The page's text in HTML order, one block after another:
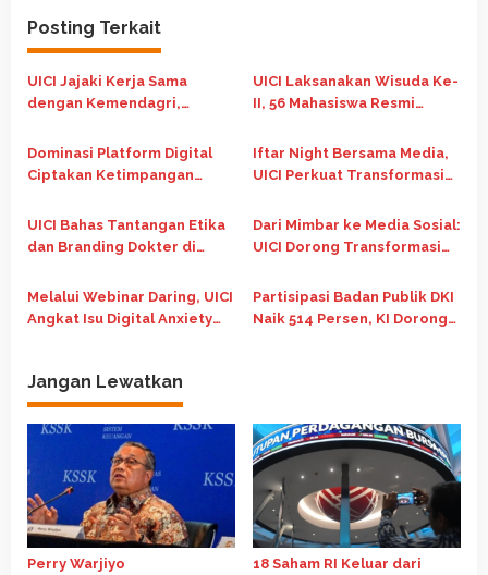
a
s
i
p
o
s
Posting Terkait
UICI Jajaki Kerja Sama
dengan Kemendagri,
Fleksibel Berbasis Digital
UICI Laksanakan Wisuda Ke-
II, 56 Mahasiswa Resmi
Dominasi Platform Digital
Ciptakan Ketimpangan
Iftar Night Bersama Media,
UICI Perkuat Transformasi
Teknologi
UICI Bahas Tantangan Etika
dan Branding Dokter di
Dari Mimbar ke Media Sosial:
UICI Dorong Transformasi
Melalui Webinar Daring, UICI
Angkat Isu Digital Anxiety
Partisipasi Badan Publik DKI
Naik 514 Persen, KI Dorong
Jangan Lewatkan
Perry Warjiyo
18 Saham RI Keluar dari